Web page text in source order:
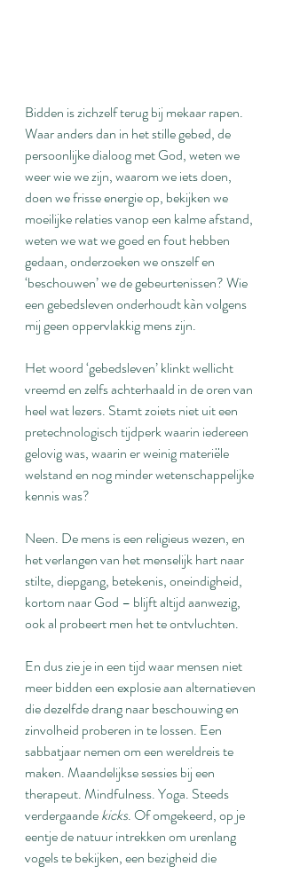
Bidden is zichzelf terug bij mekaar rapen.
Waar anders dan in het stille gebed, de
persoonlijke dialoog met God, weten we
weer wie we zijn, waarom we iets doen,
doen we frisse energie op, bekijken we
moeilijke relaties vanop een kalme afstand,
weten we wat we goed en fout hebben
gedaan, onderzoeken we onszelf en
‘beschouwen’ we de gebeurtenissen? Wie
een gebedsleven onderhoudt kàn volgens
mij geen oppervlakkig mens zijn.
Het woord ‘gebedsleven’ klinkt wellicht
vreemd en zelfs achterhaald in de oren van
heel wat lezers. Stamt zoiets niet uit een
pretechnologisch tijdperk waarin iedereen
gelovig was, waarin er weinig materiële
welstand en nog minder wetenschappelijke
kennis was?
Neen. De mens is een religieus wezen, en
het verlangen van het menselijk hart naar
stilte, diepgang, betekenis, oneindigheid,
kortom naar God – blijft altijd aanwezig,
ook al probeert men het te ontvluchten.
En dus zie je in een tijd waar mensen niet
meer bidden een explosie aan alternatieven
die dezelfde drang naar beschouwing en
zinvolheid proberen in te lossen. Een
sabbatjaar nemen om een wereldreis te
maken. Maandelijkse sessies bij een
therapeut. Mindfulness. Yoga. Steeds
verdergaande kicks. Of omgekeerd, op je
eentje de natuur intrekken om urenlang
vogels te bekijken, een bezigheid die